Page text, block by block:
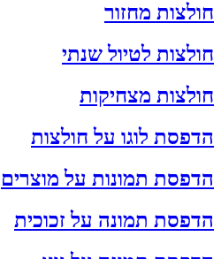
חולצות מחזור
חולצות לטיול שנתי
חולצות מצחיקות
הדפסת לוגו על חולצות
הדפסת תמונות על מוצרים
הדפסת תמונה על זכוכית